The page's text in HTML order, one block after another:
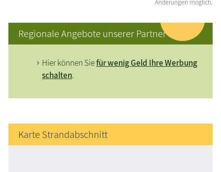
Änderungen möglich.
Regionale Angebote unserer Partner
Hier können Siefür wenig Geld Ihre Werbung
schalten.
Karte Strandabschnitt